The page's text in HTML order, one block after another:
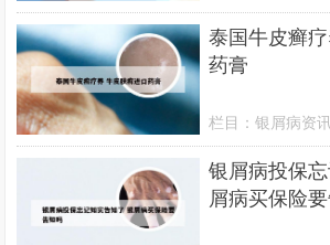
泰国牛皮癣
药膏
栏目：银屑病资
银屑病投保
屑病买保险